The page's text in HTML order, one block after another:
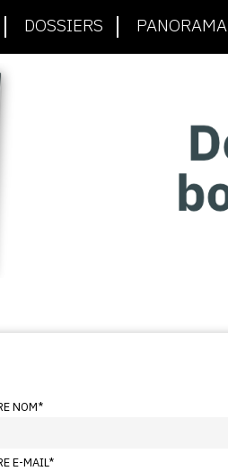
DOSSIERS PANORAMA
NOM*
E-MAIL*